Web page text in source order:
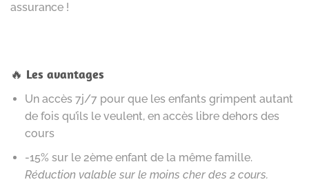
assurance !
🔥 Les avantages
Un accès 7j/7 pour que les enfants grimpent autant
de fois qu’ils le veulent, en accès libre dehors des
cours
-15% sur le 2ème enfant de la même famille.
Réduction valable sur le moins cher des 2 cours.